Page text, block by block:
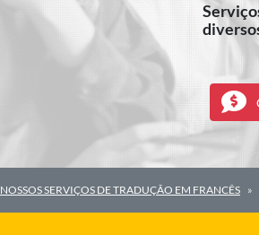
NOSSOS SERVIÇOS DE TRADUÇÃO EM FRANCÊS